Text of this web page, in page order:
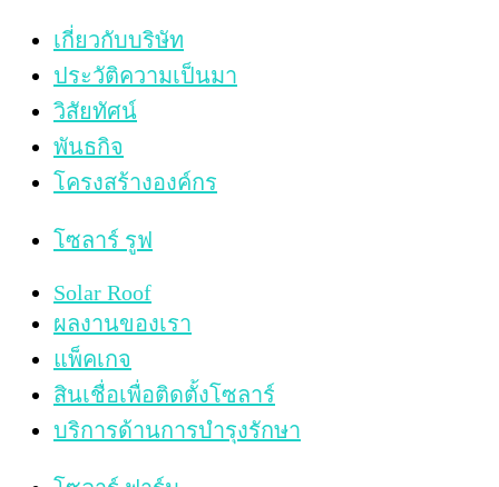
เกี่ยวกับบริษัท
ประวัติความเป็นมา
วิสัยทัศน์
พันธกิจ
โครงสร้างองค์กร
โซลาร์ รูฟ
Solar Roof
ผลงานของเรา
แพ็คเกจ
สินเชื่อเพื่อติดตั้งโซลาร์
บริการด้านการบำรุงรักษา